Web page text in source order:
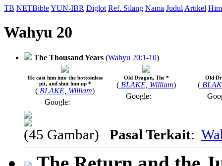
TB NETBibleYUN-IBR Diglot Ref. Silang Nama Judul Artikel
Wahyu 20
The Thousand Years (Wahyu 20:1-10)
He cast him into the bottomless
pit, and shut him up *
( BLAKE, William)
Google:
Old Dragon, The *
( BLAKE, William)
Google:
Old
(
(45 Gambar) Pasal Terkait: